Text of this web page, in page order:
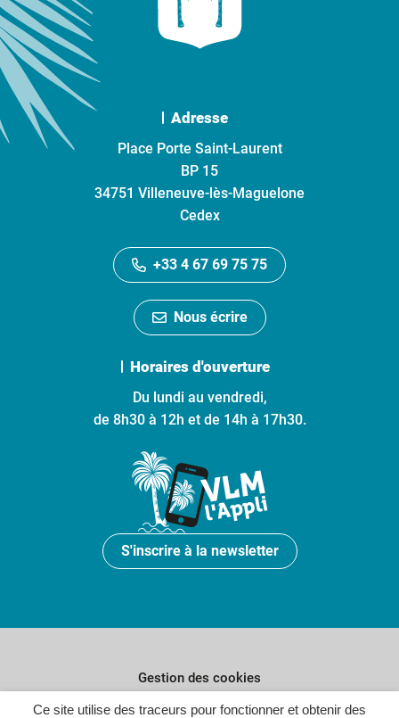
Ce site utilise des traceurs pour fonctionner et obtenir des
Adresse
Place Porte Saint-Laurent
BP 15
34751 Villeneuve-lès-Maguelone
Cedex
+33 4 67 69 75 75
Nous écrire
Horaires d'ouverture
Du lundi au vendredi,
de 8h30 à 12h et de 14h à 17h30.
S'inscrire à la newsletter
Gestion des cookies
Plan du site